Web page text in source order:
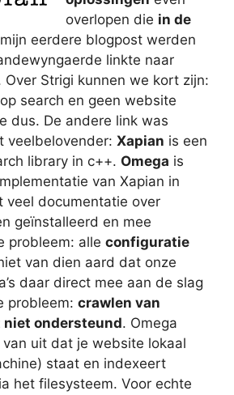
overlopen die in de
eerdere blogpost werden
linkte naar
Over Strigi kunnen we kort zijn:
search en geen website
dus. De andere link was
veelbelovender: Xapian is een
library in c++. Omega is
van Xapian in
veel documentatie over
geïnstalleerd en mee
probleem: alle configuratie
van dien aard dat onze
daar direct mee aan de slag
probleem: crawlen van
ondersteund. Omega
uit dat je website lokaal
staat en indexeert
het filesysteem. Voor echte